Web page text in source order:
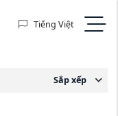
Tiếng Việt
Sắp xếp